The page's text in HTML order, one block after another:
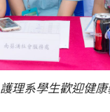
護理系學生歡迎健